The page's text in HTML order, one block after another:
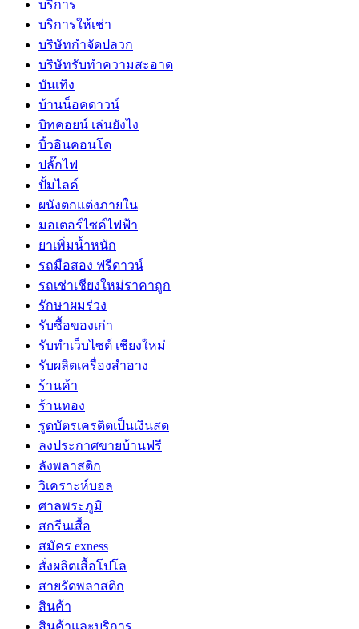
บริการ
บริการให้เช่า
บริษัทกำจัดปลวก
บริษัทรับทำความสะอาด
บันเทิง
บ้านน็อคดาวน์
บิทคอยน์ เล่นยังไง
บิ้วอินคอนโด
ปลั๊กไฟ
ปั้มไลค์
ผนังตกแต่งภายใน
มอเตอร์ไซค์ไฟฟ้า
ยาเพิ่มน้ำหนัก
รถมือสอง ฟรีดาวน์
รถเช่าเชียงใหม่ราคาถูก
รักษาผมร่วง
รับซื้อของเก่า
รับทำเว็บไซต์ เชียงใหม่
รับผลิตเครื่องสำอาง
ร้านค้า
ร้านทอง
รูดบัตรเครดิตเป็นเงินสด
ลงประกาศขายบ้านฟรี
ลังพลาสติก
วิเคราะห์บอล
ศาลพระภูมิ
สกรีนเสื้อ
สมัคร exness
สั่งผลิตเสื้อโปโล
สายรัดพลาสติก
สินค้า
สินค้าและบริการ